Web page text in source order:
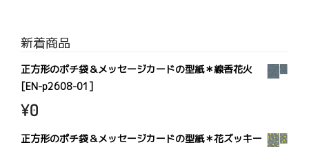
新着商品
正方形のポチ袋＆メッセージカードの型紙＊線香花火
[EN-p2608-01]
¥0
正方形のポチ袋＆メッセージカードの型紙＊花ズッキー